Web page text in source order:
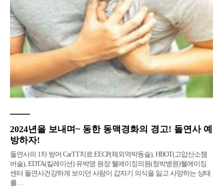
2024년을 보내며~ 동한 동맥경화의 경고! 돌연사 예
방하자!
돌연사의 1차 방어 CarTT치료:EECP(체외역박동슬), HBOT(고압산소챔
버술), EDTA(킬레이션) 유박영 원장 웰에이징의원(청박병원)웰에이징
센터 돌연사건강하게 보이던 사람이 갑자기 의식을 잃고 사망하는 상태
를…